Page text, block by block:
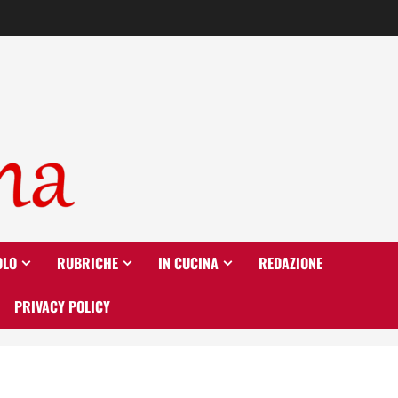
RUBRICHE IN CUCINA REDAZIONE
PRIVACY POLICY